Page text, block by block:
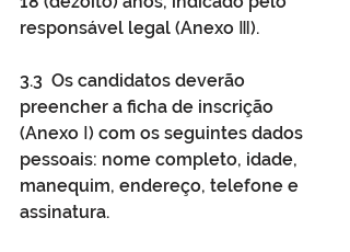
responsável legal (Anexo Ⅲ).
3.3  Os candidatos deverão
preencher a ficha de inscrição
(Anexo Ⅰ) com os seguintes dados
pessoais: nome completo, idade,
manequim, endereço, telefone e
assinatura.